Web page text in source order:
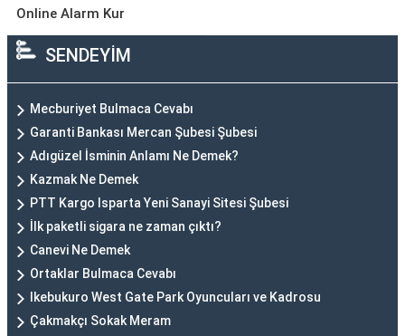
Online Alarm Kur
SENDEYİM
Mecburiyet Bulmaca Cevabı
Garanti Bankası Mercan Şubesi Şubesi
Adıgüzel İsminin Anlamı Ne Demek?
Kazmak Ne Demek
PTT Kargo Isparta Yeni Sanayi Sitesi Şubesi
İlk paketli sigara ne zaman çıktı?
Canevi Ne Demek
Ortaklar Bulmaca Cevabı
Ikebukuro West Gate Park Oyuncuları ve Kadrosu
Çakmakçı Sokak Meram